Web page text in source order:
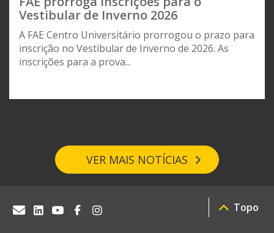
Vestibular de Inverno 2026
A FAE Centro Universitário prorrogou o prazo para
inscrição no Vestibular de Inverno de 2026. As
inscrições para a prova...
VER MAIS NOTÍCIAS
Topo